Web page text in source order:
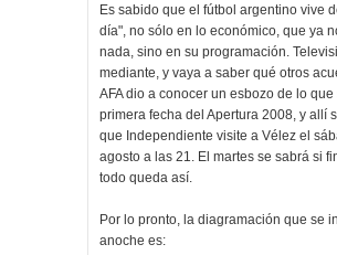
Es sabido que el fútbol argentino vive
día", no sólo en lo económico, que ya
nada, sino en su programación.
mediante, y vaya a saber qué otros
AFA dio a conocer un esbozo de lo
primera fecha del Apertura 2008, y allí
que Independiente visite a Vélez el
agosto a las 21. El martes se sabrá si
todo queda así.
Por lo pronto, la diagramación que se
anoche es: